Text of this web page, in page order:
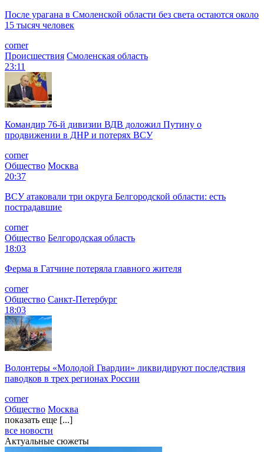
После урагана в Смоленской области без света остаются около
15 тысяч человек
corner
Происшествия Смоленская область
23:11
Командир 76-й дивизии ВДВ доложил Путину о
продвижении в ДНР и потерях ВСУ
corner
Общество Москва
20:37
ВСУ атаковали три округа Белгородской области: есть
пострадавшие
corner
Общество Белгородская область
18:03
Ферма в Гатчине потеряла главного жителя
corner
Общество Санкт-Петербург
18:03
Волонтеры «Молодой Гвардии» ликвидируют последствия
паводков в трех регионах России
corner
Общество Москва
показать еще [...]
все новости
Актуальные сюжеты